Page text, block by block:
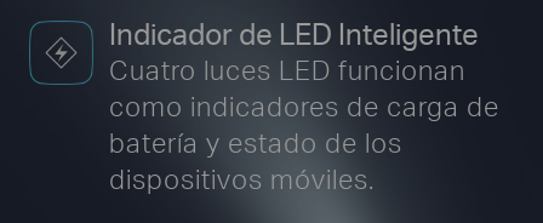
Indicador de LED Inteligente
Cuatro luces LED funcionan
como indicadores de carga de
batería y estado de los
dispositivos móviles.